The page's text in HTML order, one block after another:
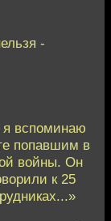
-
вспоминаю
попавшим в
войны. Он
к 25